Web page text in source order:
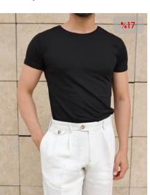
%17